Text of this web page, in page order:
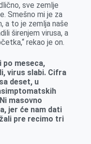
sve zemlje
Smešno mi je za
a to je zemlja naše
širenjem virusa, a
rekao je on.
po meseca,
virus slabi. Cifra
deset, u
masovno
jer će nam dati
pre recimo tri